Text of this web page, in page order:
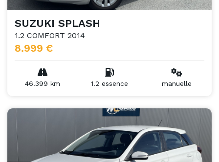
SUZUKI SPLASH
1.2 COMFORT 2014
8.999 €
46.399 km 1.2 essence manuelle